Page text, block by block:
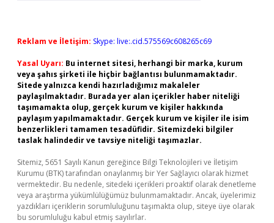
Reklam ve İletişim: Skype: live:.cid.575569c608265c69
Yasal Uyarı: Bu internet sitesi, herhangi bir marka, kurum
veya şahıs şirketi ile hiçbir bağlantısı bulunmamaktadır.
Sitede yalnızca kendi hazırladığımız makaleler
paylaşılmaktadır. Burada yer alan içerikler haber niteliği
taşımamakta olup, gerçek kurum ve kişiler hakkında
paylaşım yapılmamaktadır. Gerçek kurum ve kişiler ile isim
benzerlikleri tamamen tesadüfidir. Sitemizdeki bilgiler
taslak halindedir ve tavsiye niteliği taşımazlar.
Sitemiz, 5651 Sayılı Kanun gereğince Bilgi Teknolojileri ve İletişim
Kurumu (BTK) tarafından onaylanmış bir Yer Sağlayıcı olarak hizmet
vermektedir. Bu nedenle, sitedeki içerikleri proaktif olarak denetleme
veya araştırma yükümlülüğümüz bulunmamaktadır. Ancak, üyelerimiz
yazdıkları içeriklerin sorumluluğunu taşımakta olup, siteye üye olarak
bu sorumluluğu kabul etmiş sayılırlar.